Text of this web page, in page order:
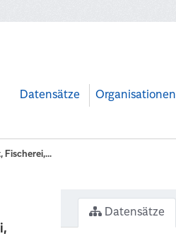
Datensätze Organisationen
Fischerei,...
Datensätze